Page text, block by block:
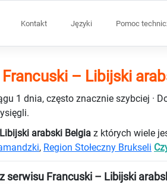
Kontakt Języki Pomoc
– Libijski
1 dnia, często znacznie szybciej ·
arabski Belgia z których wiele
, Region Stołeczny Brukseli
serwisu Francuski – Libijski